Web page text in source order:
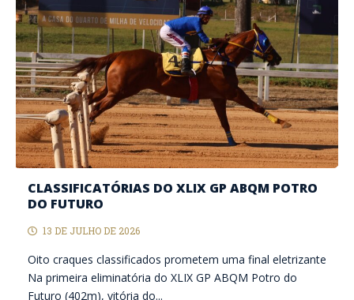
CLASSIFICATÓRIAS DO XLIX GP ABQM POTRO
DO FUTURO
13 DE JULHO DE 2026
Oito craques classificados prometem uma final eletrizante
Na primeira eliminatória do XLIX GP ABQM Potro do
Futuro (402m), vitória do...